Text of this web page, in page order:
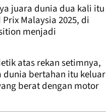
juara dunia dua kali itu
Malaysia 2025, di
menjadi
atas rekan setimnya,
dunia bertahan itu keluar
berat dengan motor